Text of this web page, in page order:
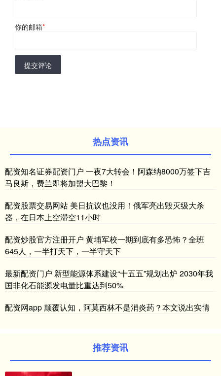
你的邮箱*
提交评论
热点资讯
配资知名证券配资门户 一夜7大转会！阿森纳8000万签下吉
马良斯，费兰即将加盟大巴黎！
配资股票交易网站 美日抗议也没用！俄军亮出毁灭级大杀
器，在日本上空滞空11小时
配资炒股官方注册开户 黄埔军校一期到底有多恐怖？全班
645人，一半打天下，一半守天下
最新配资门户 新型能源体系建设“十五五”规划出炉 2030年我
国非化石能源发电量比重达到50%
配资网app 颠覆认知，阿莫西林不是消炎药？本文说出实情
推荐资讯